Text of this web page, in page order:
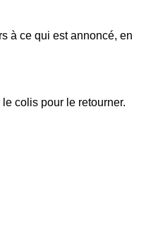
à ce qui est annoncé, en
colis pour le retourner.